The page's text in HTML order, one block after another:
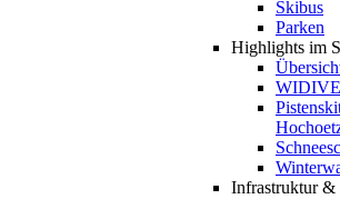
Skibus
Parken
Highlights im
Infrastruktur &